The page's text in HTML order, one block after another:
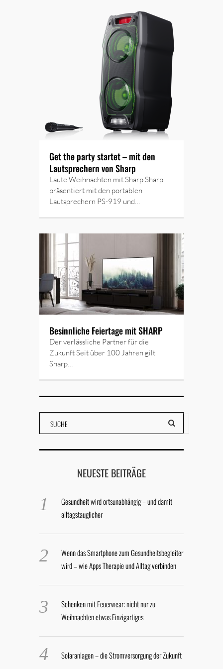
Get the party startet – mit den
Lautsprechern von Sharp
Laute Weihnachten mit Sharp Sharp
präsentiert mit den portablen
Lautsprechern PS-919 und…
Besinnliche Feiertage mit SHARP
Der verlässliche Partner für die
Zukunft Seit über 100 Jahren gilt
Sharp…
NEUESTE BEITRÄGE
Gesundheit wird ortsunabhängig – und damit
alltagstauglicher
Wenn das Smartphone zum Gesundheitsbegleiter
wird – wie Apps Therapie und Alltag verbinden
Schenken mit Feuerwear: nicht nur zu
Weihnachten etwas Einzigartiges
Solaranlagen – die Stromversorgung der Zukunft